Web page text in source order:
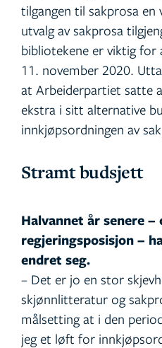
tilgangen til sakprosa
utvalg av sakprosa
bibliotekene er viktig for
11. november 2020.
at Arbeiderpartiet satte
ekstra i sitt alternative
innkjøpsordningen av
Stramt budsjett
Halvannet år senere –
regjeringsposisjon –
endret seg.
– Det er jo en stor
skjønnlitteratur og
målsetting at i den
jeg et løft for